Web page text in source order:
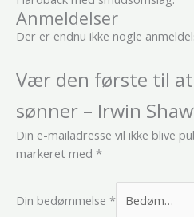
Anmeldelser
Der er endnu ikke nogle
Vær den første til at
sønner – Irwin
Din e-mailadresse vil ikke blive
markeret med *
Din bedømmelse *